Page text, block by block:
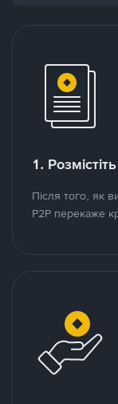
1.
Після того, як
P2P перекаже